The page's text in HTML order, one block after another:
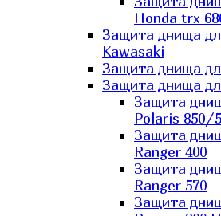
Honda trx
Защита днища
Kawasaki
Защита днища
Защита днища
Защита
Polaris 850/
Защита
Ranger 400
Защита
Ranger 570
Защита